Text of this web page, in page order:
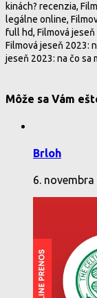
kinách? recenzia,
legálne online,
full hd, Filmová jeseň
Filmová jeseň 2023:
jeseň 2023: na čo sa
Môže sa Vám
Brloh
6. novembra